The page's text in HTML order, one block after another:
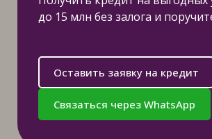
до 15 млн без залога и
Оставить заявку на кредит
Связаться через WhatsApp